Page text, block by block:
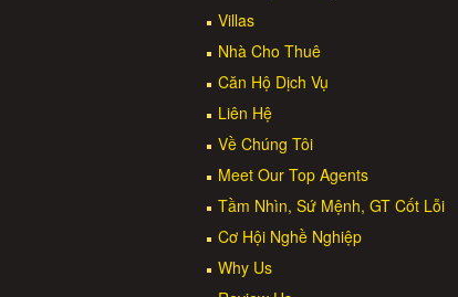
Villas
Nhà Cho Thuê
Căn Hộ Dịch Vụ
Liên Hệ
Về Chúng Tôi
Meet Our Top Agents
Tầm Nhìn, Sứ Mệnh, GT Cốt Lỗi
Cơ Hội Nghề Nghiệp
Why Us